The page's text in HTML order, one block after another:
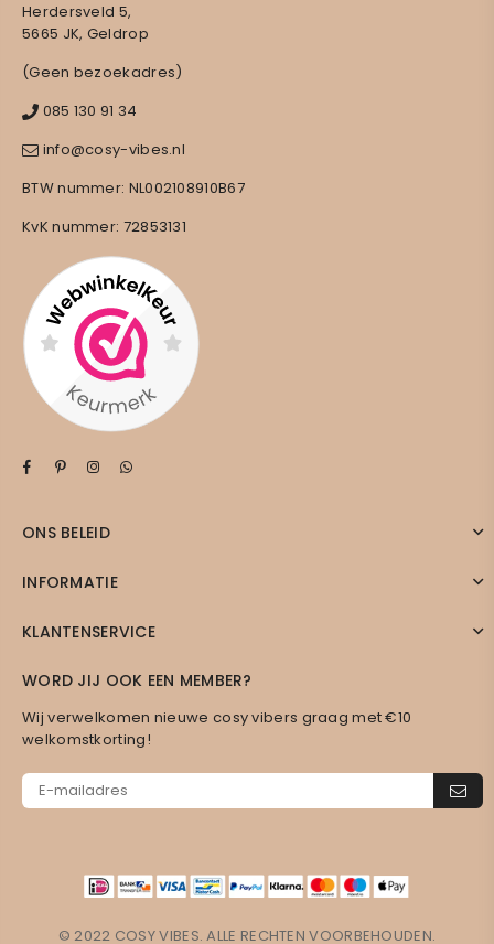
Herdersveld 5,
5665 JK, Geldrop
(Geen bezoekadres)
085 130 91 34
info@cosy-vibes.nl
BTW nummer: NL002108910B67
KvK nummer: 72853131
FacebookPinterestInstagram
ONS BELEID
INFORMATIE
KLANTENSERVICE
WORD JIJ OOK EEN MEMBER?
Wij verwelkomen nieuwe cosy vibers graag met €10
welkomstkorting!
© 2022 COSY VIBES. ALLE RECHTEN VOORBEHOUDEN.